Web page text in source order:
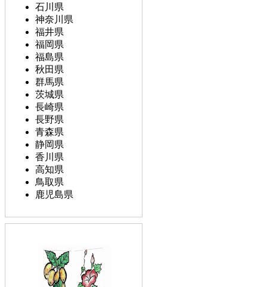
石川県
神奈川県
福井県
福岡県
福島県
秋田県
群馬県
茨城県
長崎県
長野県
青森県
静岡県
香川県
高知県
鳥取県
鹿児島県